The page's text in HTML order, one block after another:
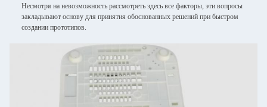
Несмотря на невозможность рассмотреть здесь все факторы, эти вопросы
закладывают основу для принятия обоснованных решений при быстром
создании прототипов.